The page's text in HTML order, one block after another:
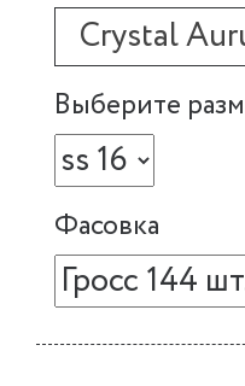
Crystal
Выберите
Фасовка